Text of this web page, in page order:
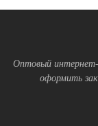
Оптовый
оформить